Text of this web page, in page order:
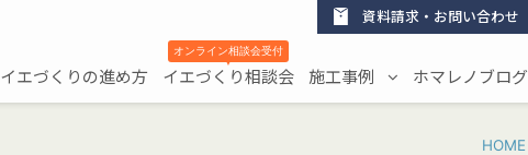
資料請求・お問い合わせ
イエづくりの進め方
オンライン相談会受付
▼
イエづくり相談会 施工事例 ホマレノブログ
HOME